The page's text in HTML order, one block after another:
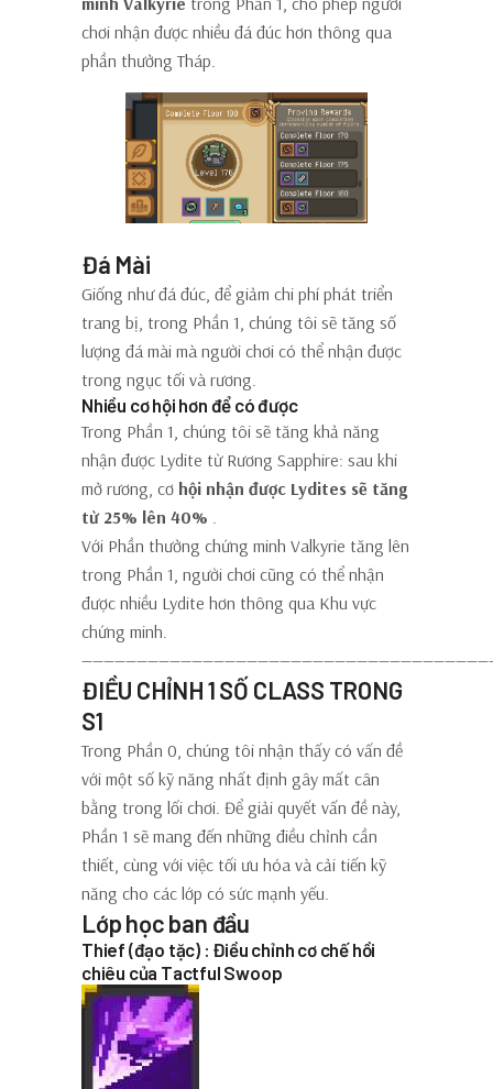
chơi nhận được nhiều đá đúc hơn thông qua
phần thưởng Tháp.
Đá Mài
Giống như đá đúc, để giảm chi phí phát triển
trang bị, trong Phần 1, chúng tôi sẽ tăng số
lượng đá mài mà người chơi có thể nhận được
trong ngục tối và rương.
Nhiều cơ hội hơn để có được
Trong Phần 1, chúng tôi sẽ tăng khả năng
nhận được Lydite từ Rương Sapphire: sau khi
mở rương, cơ hội nhận được Lydites sẽ tăng
từ 25% lên 40%
Với Phần thưởng chứng minh Valkyrie tăng lên
trong Phần 1, người chơi cũng có thể nhận
được nhiều Lydite hơn thông qua Khu vực
chứng minh.
ĐIỀU CHỈNH 1 SỐ CLASS TRONG
S1
Trong Phần 0, chúng tôi nhận thấy có vấn đề
với một số kỹ năng nhất định gây mất cân
bằng trong lối chơi. Để giải quyết vấn đề này,
Phần 1 sẽ mang đến những điều chỉnh cần
thiết, cùng với việc tối ưu hóa và cải tiến kỹ
năng cho các lớp có sức mạnh yếu.
Lớp học ban đầu
Thief (đạo tặc) : Điều chỉnh cơ chế hồi
chiêu của Tactful Swoop